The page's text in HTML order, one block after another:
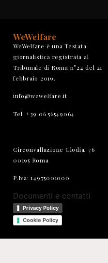
WeWelfare
WeWelfare è una Testata
giornalistica registrata al
Tribunale di Roma n°24 del 21
febbraio 2019.
info@wewelfare.it
Tel. +39 06 56549064
Circonvallazione Clodia, 76
00195 Roma
P.Iva: 14975001000
Documenti e contatti
Privacy Policy
Cookie Policy